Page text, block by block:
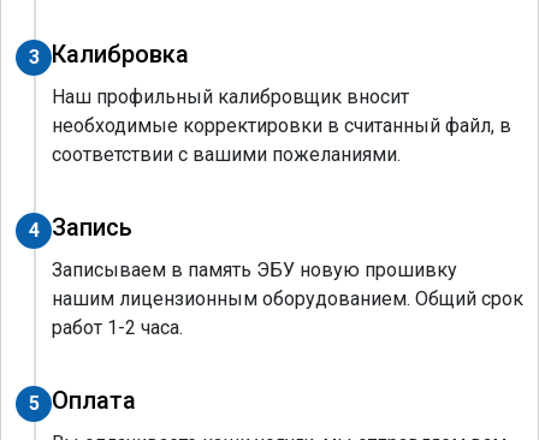
3 Калибровка
Наш профильный калибровщик вносит
необходимые корректировки в считанный файл, в
соответствии с вашими пожеланиями.
4 Запись
Записываем в память ЭБУ новую прошивку
нашим лицензионным оборудованием. Общий срок
работ 1-2 часа.
5 Оплата